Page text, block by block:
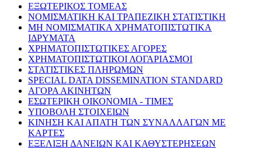
ΕΞΩΤΕΡΙΚΟΣ ΤΟΜΕΑΣ
ΝΟΜΙΣΜΑΤΙΚΗ ΚΑΙ ΤΡΑΠΕΖΙΚΗ ΣΤΑΤΙΣΤΙΚΗ
ΜΗ ΝΟΜΙΣΜΑΤΙΚΑ ΧΡΗΜΑΤΟΠΙΣΤΩΤΙΚΑ
ΙΔΡΥΜΑΤΑ
ΧΡΗΜΑΤΟΠΙΣΤΩΤΙΚΕΣ ΑΓΟΡΕΣ
ΧΡΗΜΑΤΟΠΙΣΤΩΤΙΚΟΙ ΛΟΓΑΡΙΑΣΜΟΙ
ΣΤΑΤΙΣΤΙΚΕΣ ΠΛΗΡΩΜΩΝ
SPECIAL DATA DISSEMINATION STANDARD
ΑΓΟΡΑ ΑΚΙΝΗΤΩΝ
ΕΣΩΤΕΡΙΚΗ ΟΙΚΟΝΟΜΙΑ - ΤΙΜΕΣ
ΥΠΟΒΟΛΗ ΣΤΟΙΧΕΙΩΝ
ΚΙΝΗΣΗ ΚΑΙ ΑΠΑΤΗ ΤΩΝ ΣΥΝΑΛΛΑΓΩΝ ΜΕ
ΚΑΡΤΕΣ
ΕΞΕΛΙΞΗ ΔΑΝΕΙΩΝ ΚΑΙ ΚΑΘΥΣΤΕΡΗΣΕΩΝ